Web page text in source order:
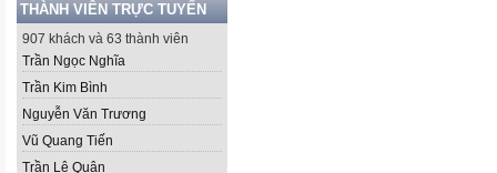
THÀNH VIÊN TRỰC TUYẾN
907 khách và 63 thành viên
Trần Ngọc Nghĩa
Trần Kim Bình
Nguyễn Văn Trương
Vũ Quang Tiến
Trần Lê Quân